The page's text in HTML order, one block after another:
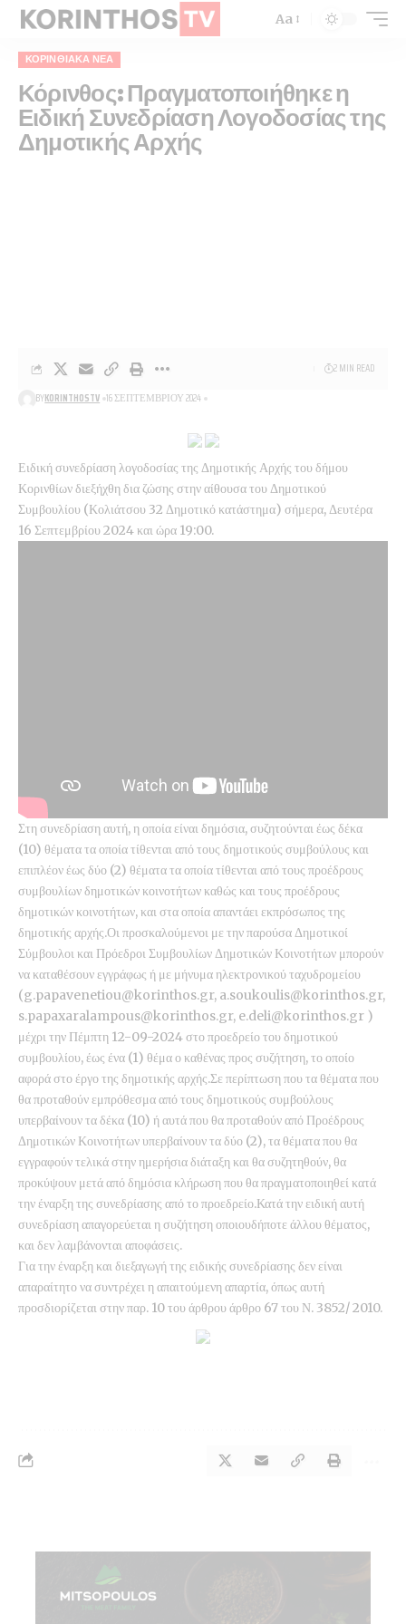
Aa
ΚΟΡΙΝΘΙΑΚΆ ΝΈΑ
Κόρινθος: Πραγματοποιήθηκε η
Ειδική Συνεδρίαση Λογοδοσίας της
Δημοτικής Αρχής
BYKORINTHOSTV 16 ΣΕΠΤΕΜΒΡΊΟΥ 2024
2 MIN READ
Ειδική συνεδρίαση λογοδοσίας της Δημοτικής Αρχής του δήμου
Κορινθίων διεξήχθη δια ζώσης στην αίθουσα του Δημοτικού
Συμβουλίου (Κολιάτσου 32 Δημοτικό κατάστημα) σήμερα, Δευτέρα
16 Σεπτεμβρίου 2024 και ώρα 19:00.
Στη συνεδρίαση αυτή, η οποία είναι δημόσια, συζητούνται έως δέκα
(10) θέματα τα οποία τίθενται από τους δημοτικούς συμβούλους και
επιπλέον έως δύο (2) θέματα τα οποία τίθενται από τους προέδρους
συμβουλίων δημοτικών κοινοτήτων καθώς και τους προέδρους
δημοτικών κοινοτήτων, και στα οποία απαντάει εκπρόσωπος της
δημοτικής αρχής.Οι προσκαλούμενοι με την παρούσα Δημοτικοί
Σύμβουλοι και Πρόεδροι Συμβουλίων Δημοτικών Κοινοτήτων μπορούν
να καταθέσουν εγγράφως ή με μήνυμα ηλεκτρονικού ταχυδρομείου
(g.papavenetiou@korinthos.gr, a.soukoulis@korinthos.gr,
s.papaxaralampous@korinthos.gr, e.deli@korinthos.gr )
μέχρι την Πέμπτη 12-09-2024 στο προεδρείο του δημοτικού
συμβουλίου, έως ένα (1) θέμα ο καθένας προς συζήτηση, το οποίο
αφορά στο έργο της δημοτικής αρχής.Σε περίπτωση που τα θέματα που
θα προταθούν εμπρόθεσμα από τους δημοτικούς συμβούλους
υπερβαίνουν τα δέκα (10) ή αυτά που θα προταθούν από Προέδρους
Δημοτικών Κοινοτήτων υπερβαίνουν τα δύο (2), τα θέματα που θα
εγγραφούν τελικά στην ημερήσια διάταξη και θα συζητηθούν, θα
προκύψουν μετά από δημόσια κλήρωση που θα πραγματοποιηθεί κατά
την έναρξη της συνεδρίασης από το προεδρείο.Κατά την ειδική αυτή
συνεδρίαση απαγορεύεται η συζήτηση οποιουδήποτε άλλου θέματος,
και δεν λαμβάνονται αποφάσεις.
Για την έναρξη και διεξαγωγή της ειδικής συνεδρίασης δεν είναι
απαραίτητο να συντρέχει η απαιτούμενη απαρτία, όπως αυτή
προσδιορίζεται στην παρ. 10 του άρθρου άρθρο 67 του Ν. 3852/ 2010.